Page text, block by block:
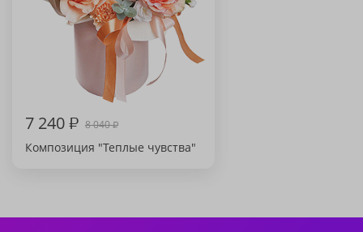
7 240₽ 8 040₽
Композиция "Теплые чувства"